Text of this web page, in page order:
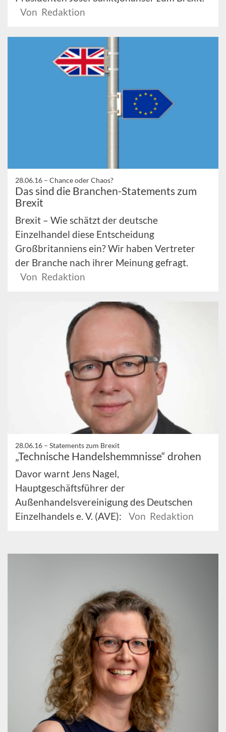
Von Redaktion
28.06.16 – Chance oder Chaos?
Das sind die Branchen-Statements zum
Brexit
Brexit – Wie schätzt der deutsche
Einzelhandel diese Entscheidung
Großbritanniens ein? Wir haben Vertreter
der Branche nach ihrer Meinung gefragt.
Von Redaktion
28.06.16 – Statements zum Brexit
„Technische Handelshemmnisse“ drohen
Davor warnt Jens Nagel,
Hauptgeschäftsführer der
Außenhandelsvereinigung des Deutschen
Einzelhandels e. V. (AVE):
Von Redaktion